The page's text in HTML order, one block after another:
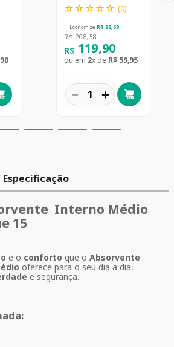
90
☆☆☆☆☆ (0)
Economize R$ 88,68
R$ 208,58
R$ 119,90
ou em 2x de R$ 59,95
＋
－
Especificação
Interno Médio
15
e o conforto que o Absorvente
oferece para o seu dia a dia,
e segurança.